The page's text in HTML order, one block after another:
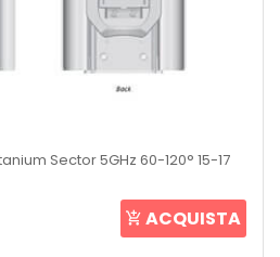
Sector 5GHz 60-120° 15-17
ACQUISTA